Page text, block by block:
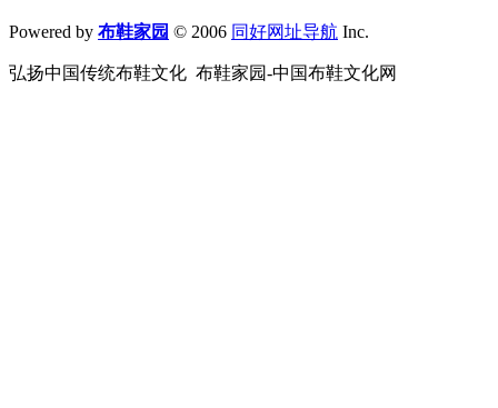
Powered by 布鞋家园 © 2006 同好网址导航 Inc.
弘扬中国传统布鞋文化 布鞋家园-中国布鞋文化网